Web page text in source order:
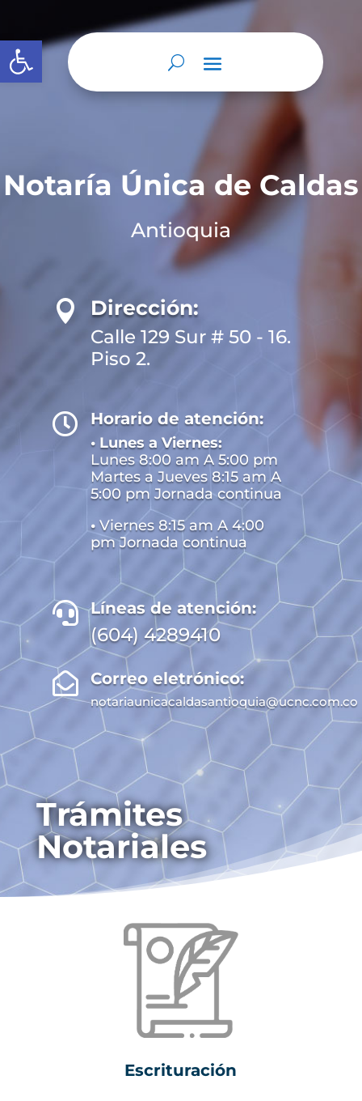
Abrir barra de herramientas
Notaría Única de Caldas
Antioquia
 Dirección:
Calle 129 Sur # 50 - 16.
Piso 2.
 Horario de atención:
• Lunes a Viernes:
Lunes 8:00 am A 5:00 pm
Martes a Jueves 8:15 am A
5:00 pm Jornada continua
• Viernes 8:15 am A 4:00
pm Jornada continua
 Líneas de atención:
(604) 4289410
 Correo eletrónico:
notariaunicacaldasantioquia@ucnc.com.co
Trámites
Notariales
Escrituración